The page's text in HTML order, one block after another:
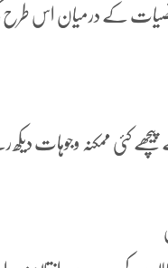
کے درمیان اس طرح کی
کئی ممکنہ وجوہات